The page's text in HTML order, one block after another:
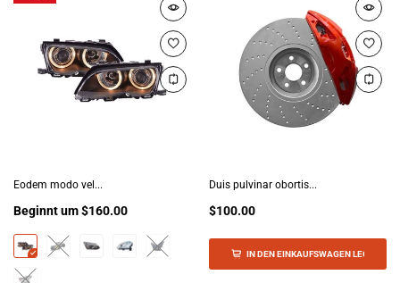
Eodem modo vel...
Beginnt um$160.00
Duis pulvinar obortis...
$100.00
IN DEN EINKAUFSWAGEN LEGEN